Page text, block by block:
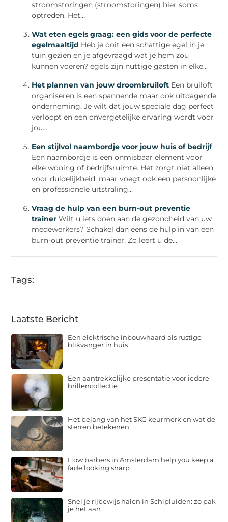
stroomstoringen (stroomstoringen) hier soms
optreden. Het...
Wat eten egels graag: een gids voor de perfecte
egelmaaltijd Heb je ooit een schattige egel in je
tuin gezien en je afgevraagd wat je hem zou
kunnen voeren? egels zijn nuttige gasten in elke...
Het plannen van jouw droombruiloft Een bruiloft
organiseren is een spannende maar ook uitdagende
onderneming. Je wilt dat jouw speciale dag perfect
verloopt en een onvergetelijke ervaring wordt voor
jou...
Een stijlvol naambordje voor jouw huis of bedrijf
Een naambordje is een onmisbaar element voor
elke woning of bedrijfsruimte. Het zorgt niet alleen
voor duidelijkheid, maar voegt ook een persoonlijke
en professionele uitstraling...
Vraag de hulp van een burn-out preventie
trainer Wilt u iets doen aan de gezondheid van uw
medewerkers? Schakel dan eens de hulp in van een
burn-out preventie trainer. Zo leert u de...
Tags:
Laatste Bericht
Een elektrische inbouwhaard als rustige
blikvanger in huis
Een aantrekkelijke presentatie voor iedere
brillencollectie
Het belang van het SKG keurmerk en wat de
sterren betekenen
How barbers in Amsterdam help you keep a
fade looking sharp
Snel je rijbewijs halen in Schipluiden: zo pak
je het aan